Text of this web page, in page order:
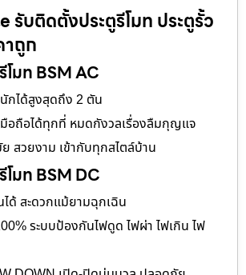
บติดตั้งประตูรีโมท ประตูรั้ว
าถูก
โมท BSM AC
กได้สูงสุดถึง 2 ตัน
อถือได้ทุกที่ หมดกังวลเรื่องลืมกุญแจ
สวยงาม เข้ากับทุกสไตล์บ้าน
โมท BSM DC
ได้ สะดวกแม้ยามฉุกเฉิน
ระบบป้องกันไฟดูด ไฟผ่า ไฟเกิน ไฟ